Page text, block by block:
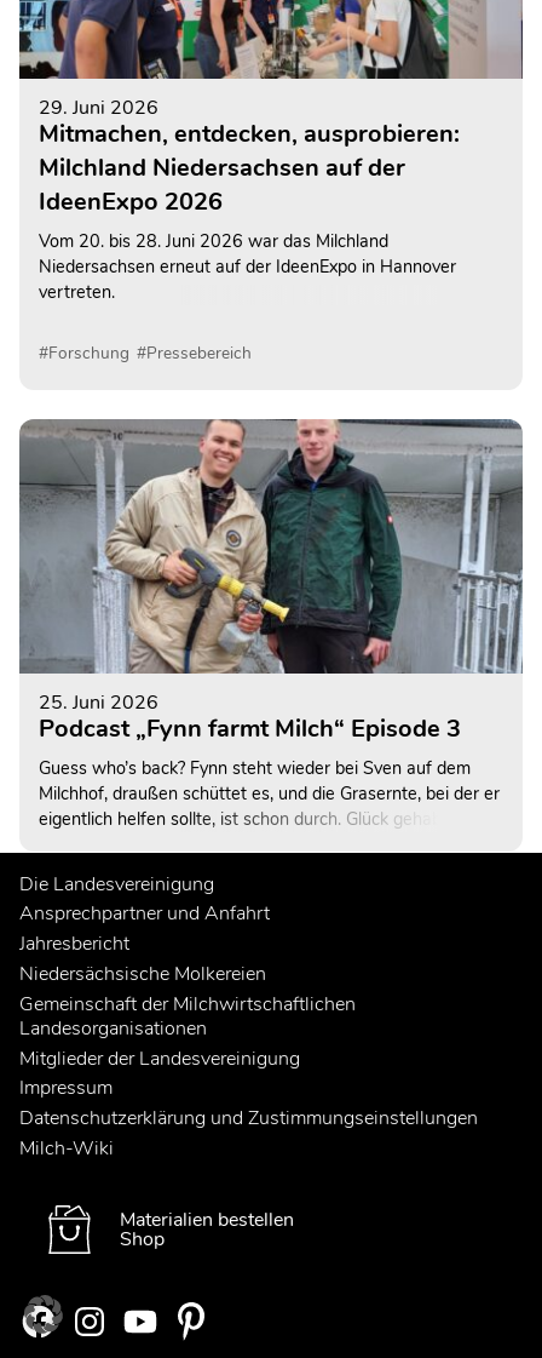
29. Juni 2026
Mitmachen, entdecken, ausprobieren:
Milchland Niedersachsen auf der
IdeenExpo 2026
Vom 20. bis 28. Juni 2026 war das Milchland
Niedersachsen erneut auf der IdeenExpo in Hannover
vertreten.
#Forschung #Pressebereich
25. Juni 2026
Podcast „Fynn farmt Milch“ Episode 3
Guess who’s back? Fynn steht wieder bei Sven auf dem
Milchhof, draußen schüttet es, und die Grasernte, bei der er
eigentlich helfen sollte, ist schon durch. Glück gehabt. Oder
Die Landesvereinigung
Ansprechpartner und Anfahrt
Jahresbericht
Niedersächsische Molkereien
Gemeinschaft der Milchwirtschaftlichen
Landesorganisationen
Mitglieder der Landesvereinigung
Impressum
Datenschutzerklärung und Zustimmungseinstellungen
Milch-Wiki
Materialien bestellen
Shop